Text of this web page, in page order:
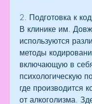
2. Подготовка к
В клинике им.
используются
методы
включающую в
психологическую
где производится
от алкоголизма.